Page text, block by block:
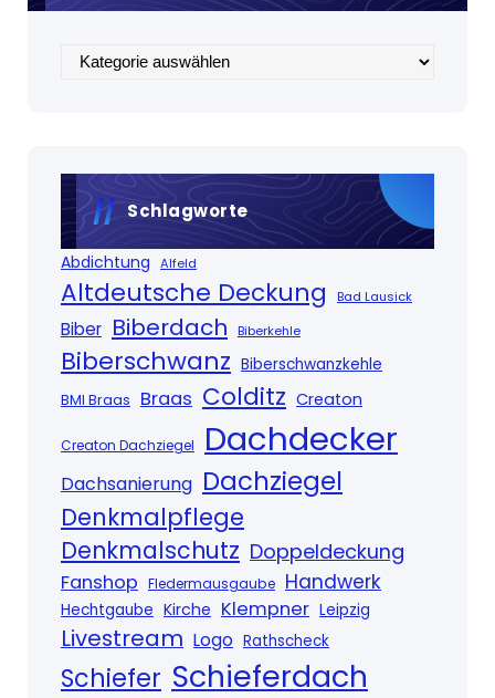
Kategorien
Schlagworte
Abdichtung Alfeld
Altdeutsche Deckung Bad Lausick
Biber Biberdach Biberkehle
Biberschwanz Biberschwanzkehle
BMI Braas Braas Colditz Creaton
Creaton Dachziegel Dachdecker
Dachsanierung Dachziegel
Denkmalpflege
Denkmalschutz Doppeldeckung
Fanshop Fledermausgaube Handwerk
Hechtgaube Kirche Klempner Leipzig
Livestream Logo Rathscheck
Schiefer Schieferdach